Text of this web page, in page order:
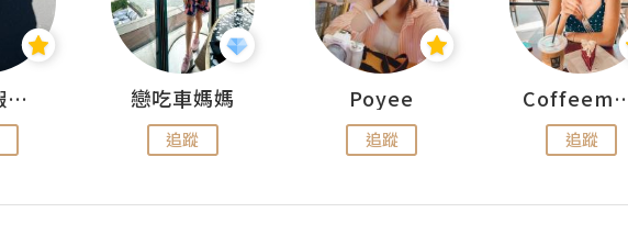
窩夫與蝦子餅 戀吃車媽媽
追蹤
Poyee
追蹤 追蹤